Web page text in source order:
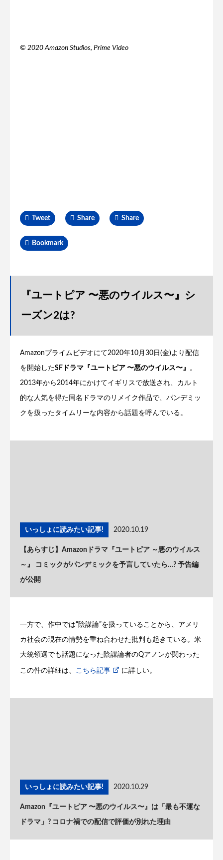
© 2020 Amazon Studios, Prime Video
Tweet Share Share
Bookmark
『ユートピア 〜悪のウイルス〜』シ
ーズン2は?
Amazonプライムビデオにて2020年10月30日(金)より配信
を開始したSFドラマ『ユートピア 〜悪のウイルス〜』 。
2013年から2014年にかけてイギリスで放送され、カルト
的な人気を得た同名ドラマのリメイク作品で、パンデミッ
クを扱ったタイムリーな内容から話題を呼んでいる。
いっしょに読みたい記事! 2020.10.19
【あらすじ】Amazonドラマ『ユートピア ～悪のウイルス
～』 コミックがパンデミックを予言していたら…? 予告編
が公開
一方で、作中では“陰謀論”を扱っていることから、アメリ
カ社会の現在の情勢を重ね合わせた批判も起きている。米
大統領選でも話題になった陰謀論者のQアノンが関わった
この件の詳細は、 こちら記事 に詳しい。
いっしょに読みたい記事! 2020.10.29
Amazon『ユートピア 〜悪のウイルス〜』は「最も不運な
ドラマ」? コロナ禍での配信で評価が別れた理由